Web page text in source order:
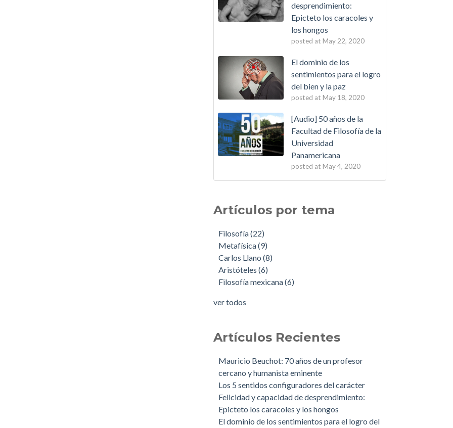
desprendimiento:
Epicteto los caracoles y
los hongos
posted at May 22, 2020
El dominio de los
sentimientos para el logro
del bien y la paz
posted at May 18, 2020
[Audio] 50 años de la
Facultad de Filosofía de la
Universidad
Panamericana
posted at May 4, 2020
Artículos por tema
Filosofía(22)
Metafísica(9)
Carlos Llano(8)
Aristóteles(6)
Filosofía mexicana(6)
ver todos
Artículos Recientes
Mauricio Beuchot: 70 años de un profesor
cercano y humanista eminente
Los 5 sentidos configuradores del carácter
Felicidad y capacidad de desprendimiento:
Epicteto los caracoles y los hongos
El dominio de los sentimientos para el logro del